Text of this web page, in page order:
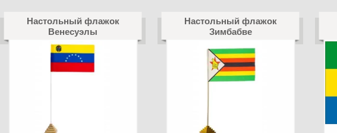
Настольный флажок
Венесуэлы
Настольный флажок
Зимбабве